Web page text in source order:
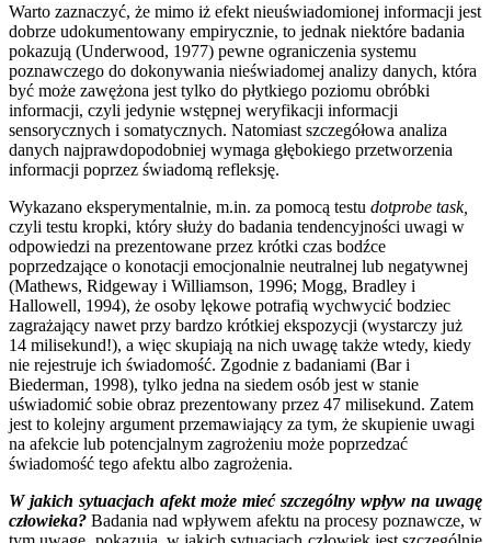
Warto zaznaczyć, że mimo iż efekt nieuświadomionej informacji jest
dobrze udokumentowany empirycznie, to jednak niektóre badania
pokazują (Underwood, 1977) pewne ograniczenia systemu
poznawczego do dokonywania nieświadomej analizy danych, która
być może zawężona jest tylko do płytkiego poziomu obróbki
informacji, czyli jedynie wstępnej weryfikacji informacji
sensorycznych i somatycznych. Natomiast szczegółowa analiza
danych najprawdopodobniej wymaga głębokiego przetworzenia
informacji poprzez świadomą refleksję.
Wykazano eksperymentalnie, m.in. za pomocą testu dotprobe task,
czyli testu kropki, który służy do badania tendencyjności uwagi w
odpowiedzi na prezentowane przez krótki czas bodźce
poprzedzające o konotacji emocjonalnie neutralnej lub negatywnej
(Mathews, Ridgeway i Williamson, 1996; Mogg, Bradley i
Hallowell, 1994), że osoby lękowe potrafią wychwycić bodziec
zagrażający nawet przy bardzo krótkiej ekspozycji (wystarczy już
14 milisekund!), a więc skupiają na nich uwagę także wtedy, kiedy
nie rejestruje ich świadomość. Zgodnie z badaniami (Bar i
Biederman, 1998), tylko jedna na siedem osób jest w stanie
uświadomić sobie obraz prezentowany przez 47 milisekund. Zatem
jest to kolejny argument przemawiający za tym, że skupienie uwagi
na afekcie lub potencjalnym zagrożeniu może poprzedzać
świadomość tego afektu albo zagrożenia.
W jakich sytuacjach afekt może mieć szczególny wpływ na uwagę
człowieka? Badania nad wpływem afektu na procesy poznawcze, w